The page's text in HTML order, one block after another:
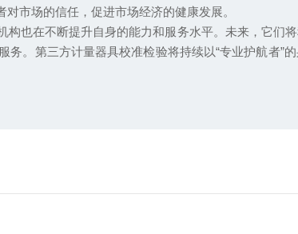
市场的信任，促进市场经济的健康发展。
在不断提升自身的能力和服务水平。未来，它们
。第三方计量器具校准检验将持续以“专业护航者”